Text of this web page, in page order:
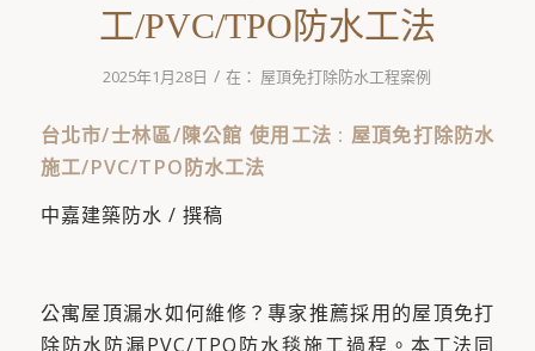
工/PVC/TPO防水工法
2025年1月28日 / 在： 屋頂免打除防水工程案例
台北市/士林區/陳公館 使用工法 : 屋頂免打除防水
施工/PVC/TPO防水工法
中嘉建築防水 / 撰稿
公寓屋頂漏水如何維修？專家推薦採用的屋頂免打
除防水防漏PVC/TPO防水毯施工過程。本工法同